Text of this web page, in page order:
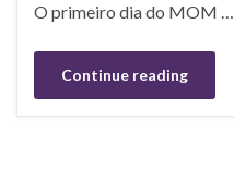
O primeiro dia do MOM …
Continue reading